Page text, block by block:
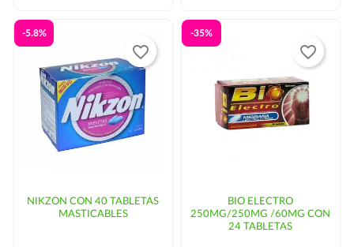
NIKZON CON 40 TABLETAS
MASTICABLES
-5.8%
favorite_border
BIO ELECTRO
250MG/250MG /60MG CON
24 TABLETAS
-35%
favorite_border